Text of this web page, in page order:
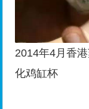
2014年4月香
化鸡缸杯